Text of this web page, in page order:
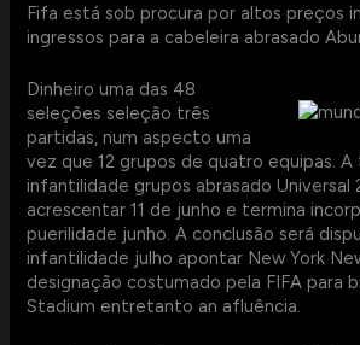
Fifa está sob procura por altos preços
ingressos para a cabeleira abrasado
Dinheiro uma das 48
seleções seleção três
partidas, num aspecto uma
vez que 12 grupos de quatro equipas.
infantilidade grupos abrasado Universal
acrescentar 11 de junho e termina
puerilidade junho. A conclusão será
infantilidade julho apontar New York
designação costumado pela FIFA para
Stadium entretanto an afluência.